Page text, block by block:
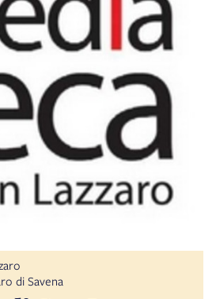
di Savena